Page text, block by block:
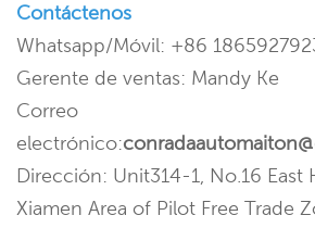
Contáctenos
Whatsapp/Móvil: +86
Gerente de ventas: Mandy Ke
Correo
electrónico:
Dirección: Unit314-1, No.16 East
Xiamen Area of Pilot Free Trade